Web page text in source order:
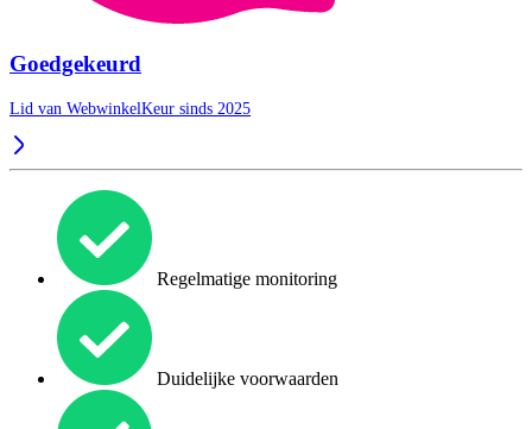
Goedgekeurd
Lid van WebwinkelKeur sinds 2025
Regelmatige monitoring
Duidelijke voorwaarden